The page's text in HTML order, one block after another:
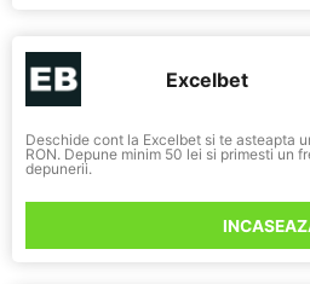
Excelbet
Deschide cont la Excelbet si te asteapta
RON. Depune minim 50 lei si primesti un
depunerii.